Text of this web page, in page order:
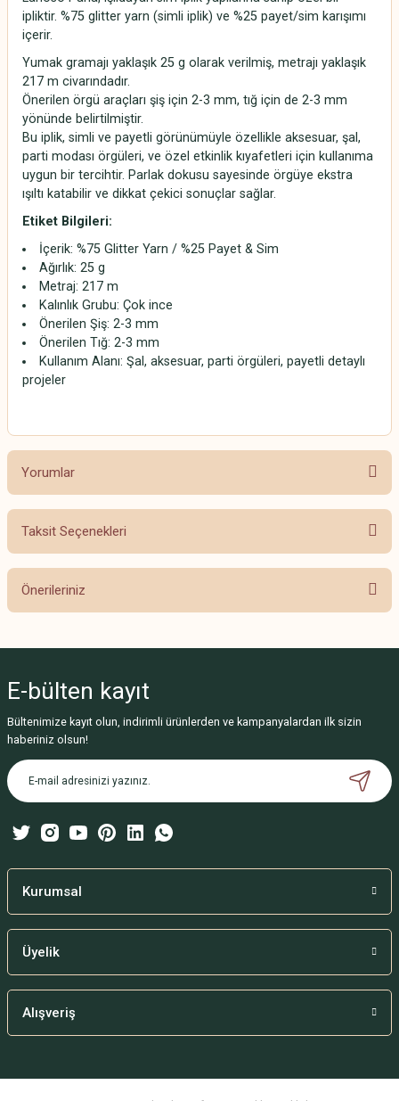
ipliktir. %75 glitter yarn (simli iplik) ve %25 payet/sim karışımı
içerir.
Yumak gramajı yaklaşık 25 g olarak verilmiş, metrajı yaklaşık
217 m civarındadır.
Önerilen örgü araçları şiş için 2-3 mm, tığ için de 2-3 mm
yönünde belirtilmiştir.
Bu iplik, simli ve payetli görünümüyle özellikle aksesuar, şal,
parti modası örgüleri, ve özel etkinlik kıyafetleri için kullanıma
uygun bir tercihtir. Parlak dokusu sayesinde örgüye ekstra
ışıltı katabilir ve dikkat çekici sonuçlar sağlar.
Etiket Bilgileri:
İçerik: %75 Glitter Yarn / %25 Payet & Sim
Ağırlık: 25 g
Metraj: 217 m
Kalınlık Grubu: Çok ince
Önerilen Şiş: 2-3 mm
Önerilen Tığ: 2-3 mm
Kullanım Alanı: Şal, aksesuar, parti örgüleri, payetli detaylı
projeler
Yorumlar
Taksit Seçenekleri
Önerileriniz
Görüş ve önerileriniz için teşekkür ederiz.
Ürün resmi kalitesiz, bozuk veya görüntülenemiyor.
Ürün açıklamasında eksik bilgiler bulunuyor.
Ürün bilgilerinde hatalar bulunuyor.
Bu ürüne benzer farklı alternatifler olmalı.
E-bülten kayıt
Bültenimize kayıt olun, indirimli ürünlerden ve kampanyalardan ilk sizin
haberiniz olsun!
Kurumsal
Üyelik
Alışveriş